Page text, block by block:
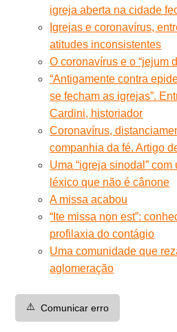
igreja aberta na cidade
Igrejas e coronavírus,
atitudes inconsistentes
O coronavírus e o “jejum
“Antigamente contra
se fecham as igrejas”.
Cardini, historiador
Coronavírus,
companhia da fé. Artigo
Uma “igreja sinodal” com
léxico que não é cânone
A missa acabou
“Ite missa non est”:
profilaxia do contágio
Uma comunidade que
aglomeração
⚠️ Comunicar erro